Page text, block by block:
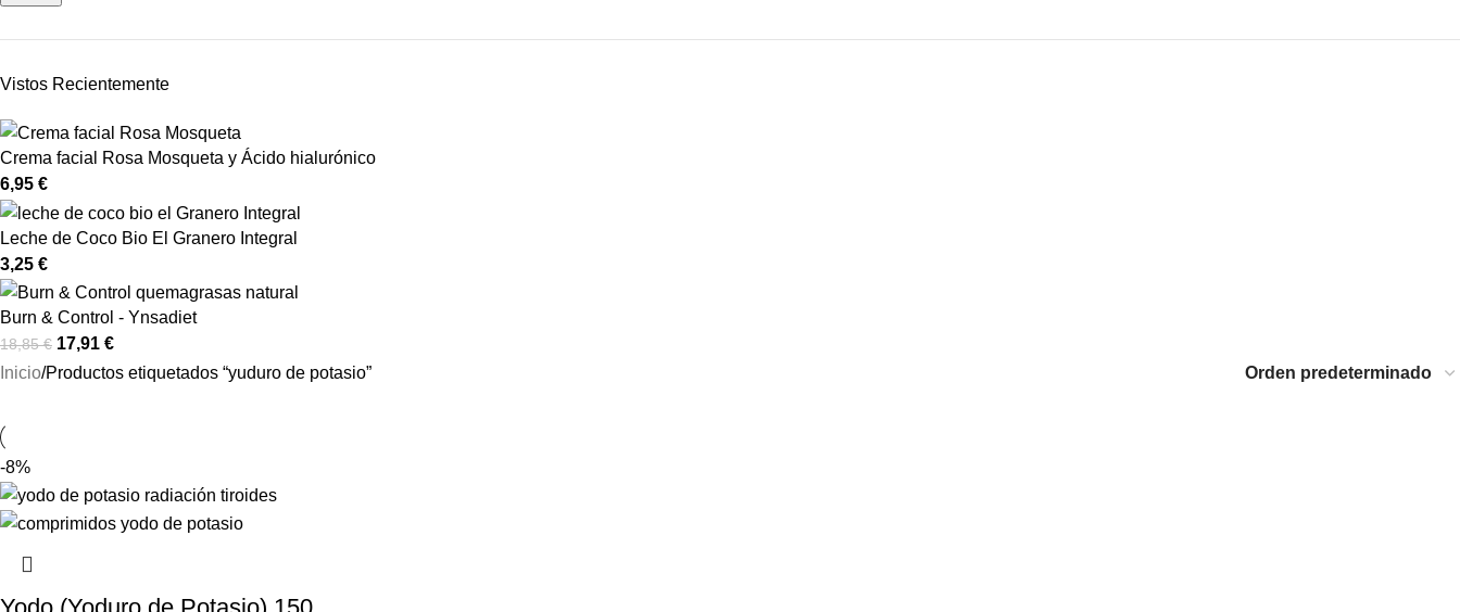
Vistos Recientemente
Crema facial Rosa Mosqueta y Ácido hialurónico
6,95 €
Leche de Coco Bio El Granero Integral
3,25 €
Burn & Control - Ynsadiet
18,85€ 17,91 €
Inicio Productos etiquetados “yuduro de potasio”
-8%